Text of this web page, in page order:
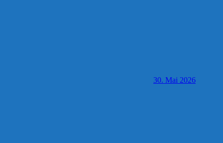
30. Mai 2026